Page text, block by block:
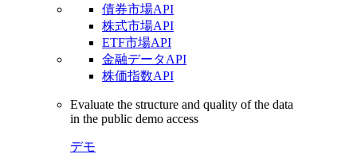
債券市場API
株式市場API
ETF市場API
金融データAPI
株価指数API
Evaluate the structure and quality of the data
in the public demo access
デモ